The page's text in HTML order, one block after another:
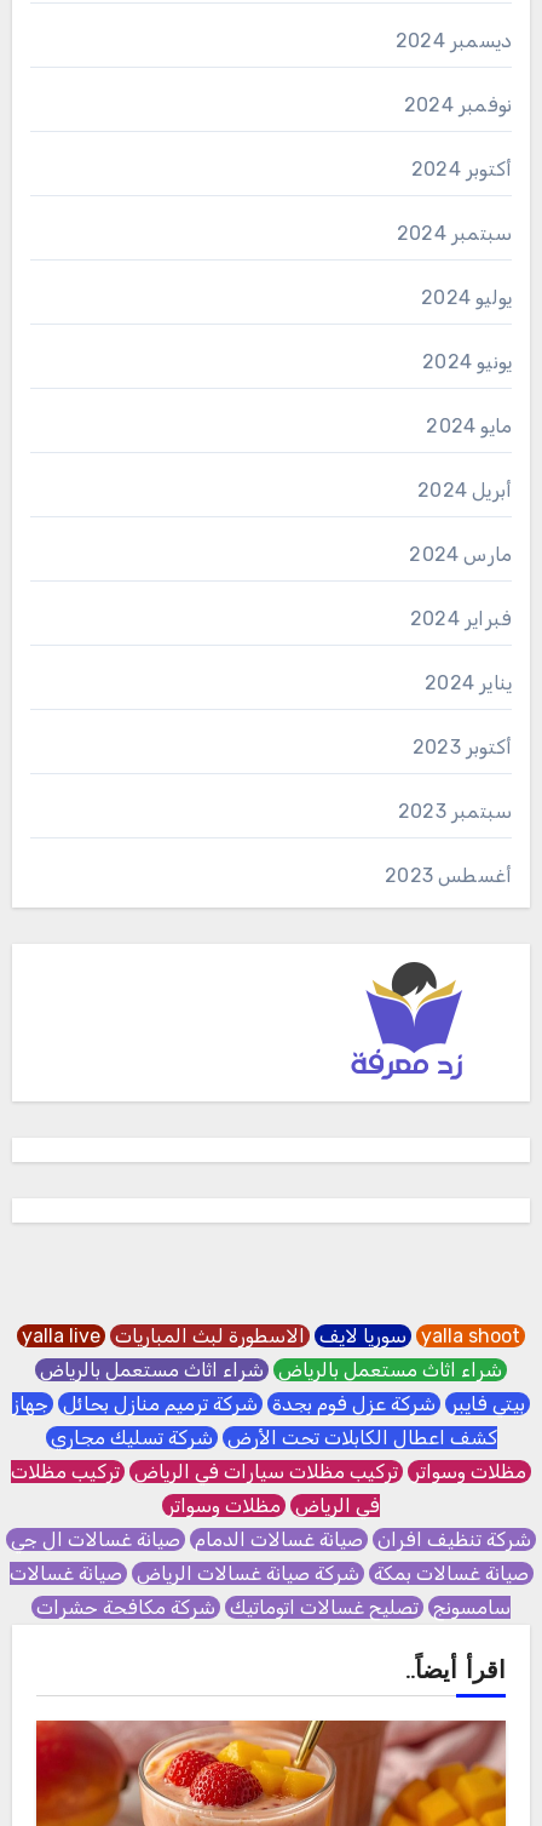
ديسمبر 2024
نوفمبر 2024
أكتوبر 2024
سبتمبر 2024
يوليو 2024
يونيو 2024
مايو 2024
أبريل 2024
مارس 2024
فبراير 2024
يناير 2024
أكتوبر 2023
سبتمبر 2023
أغسطس 2023
yalla shoot سوريا لايف الاسطورة لبث المباريات yalla live
شراء اثاث مستعمل بالرياض شراء اثاث مستعمل بالرياض
بيتي فايبر شركة عزل فوم بجدة شركة ترميم منازل بحائل جهاز
كشف اعطال الكابلات تحت الأرض شركة تسليك مجاري
مظلات وسواتر تركيب مظلات سيارات في الرياض تركيب مظلات
في الرياض مظلات وسواتر
شركة تنظيف افران صيانة غسالات الدمام صيانة غسالات ال جي
صيانة غسالات بمكة شركة صيانة غسالات الرياض صيانة غسالات
سامسونج تصليح غسالات اتوماتيك شركة مكافحة حشرات
اقرأ أيضاً..